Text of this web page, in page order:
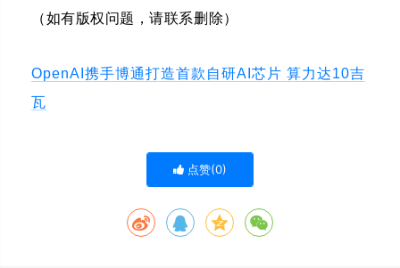
（如有版权问题，请联系删除）
OpenAI携手博通打造首款自研AI芯片 算力达10吉
瓦
点赞(0)